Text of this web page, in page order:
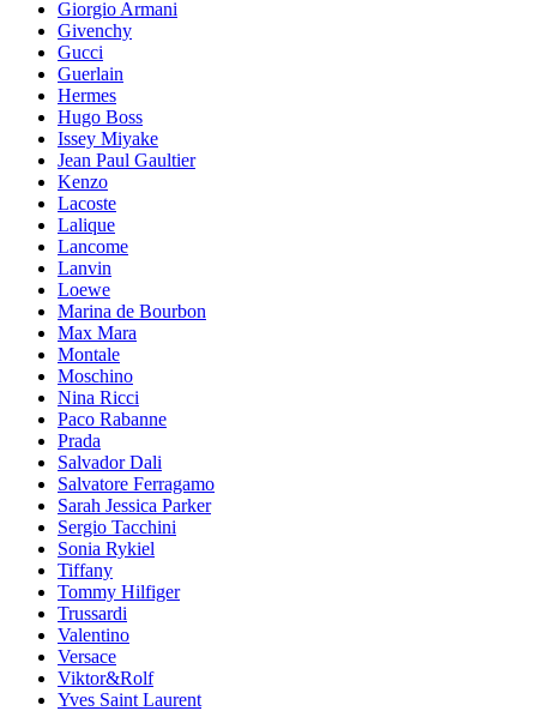
Giorgio Armani
Givenchy
Gucci
Guerlain
Hermes
Hugo Boss
Issey Miyake
Jean Paul Gaultier
Kenzo
Lacoste
Lalique
Lancome
Lanvin
Loewe
Marina de Bourbon
Max Mara
Montale
Moschino
Nina Ricci
Paco Rabanne
Prada
Salvador Dali
Salvatore Ferragamo
Sarah Jessica Parker
Sergio Tacchini
Sonia Rykiel
Tiffany
Tommy Hilfiger
Trussardi
Valentino
Versace
Viktor&Rolf
Yves Saint Laurent